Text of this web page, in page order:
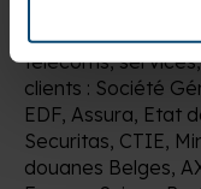
tous les secteurs
institutions
télécoms,
clients : Société
EDF, Assura, Etat
Securitas, CTIE,
douanes Belges,